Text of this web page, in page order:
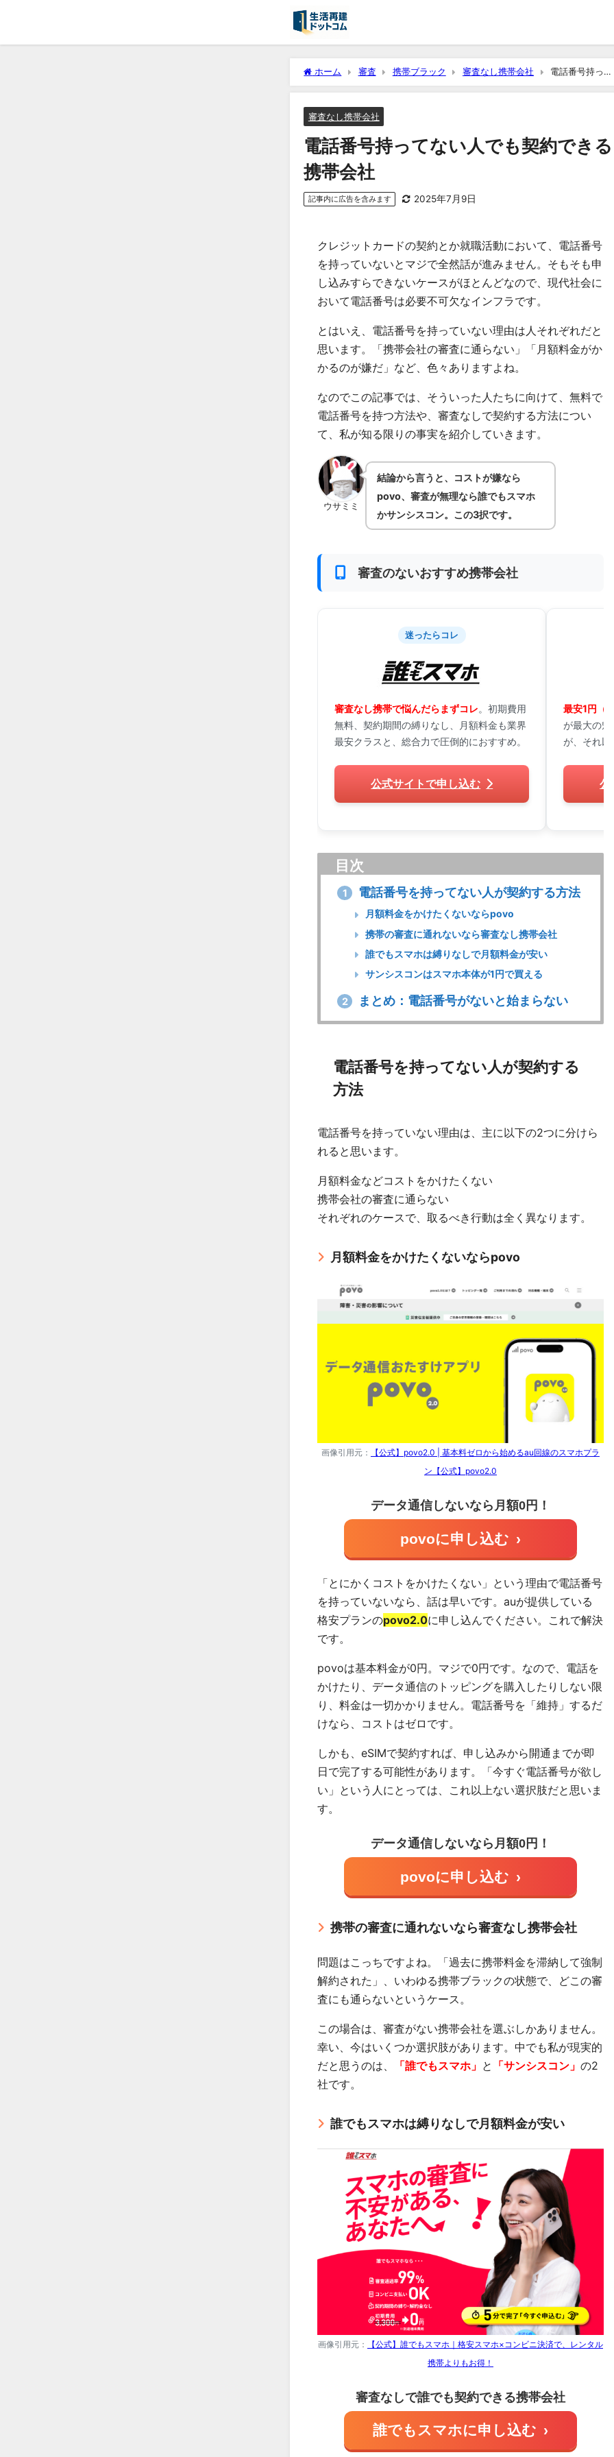
ホーム 審査 携帯ブラック 審査なし携帯会社
電話番号持って
ない人でも契約できる携帯会社
審査なし携帯会社
電話番号持ってない人でも契約できる
携帯会社
記事内に広告を含みます 2025年7月9日
クレジットカードの契約とか就職活動において、電話番号
を持っていないとマジで全然話が進みません。そもそも申
し込みすらできないケースがほとんどなので、現代社会に
おいて電話番号は必要不可欠なインフラです。
とはいえ、電話番号を持っていない理由は人それぞれだと
思います。「携帯会社の審査に通らない」「月額料金がか
かるのが嫌だ」など、色々ありますよね。
なのでこの記事では、そういった人たちに向けて、無料で
電話番号を持つ方法や、審査なしで契約する方法につい
て、私が知る限りの事実を紹介していきます。
ウサミミ
結論から言うと、コストが嫌なら
povo、審査が無理なら誰でもスマホ
かサンシスコン。この3択です。
審査のないおすすめ携帯会社
迷ったらコレ
審査なし携帯で悩んだらまずコレ。初期費用
無料、契約期間の縛りなし、月額料金も業界
最安クラスと、総合力で圧倒的におすすめ。
公式サイトで申し込む
最安1円（
が最大の魅
が、それ以
公
目次
1 電話番号を持ってない人が契約する方法
月額料金をかけたくないならpovo
携帯の審査に通れないなら審査なし携帯会社
誰でもスマホは縛りなしで月額料金が安い
サンシスコンはスマホ本体が1円で買える
2 まとめ：電話番号がないと始まらない
電話番号を持ってない人が契約する
方法
電話番号を持っていない理由は、主に以下の2つに分けら
れると思います。
月額料金などコストをかけたくない
携帯会社の審査に通らない
それぞれのケースで、取るべき行動は全く異なります。
月額料金をかけたくないならpovo
画像引用元：
【公式】povo2.0 | 基本料ゼロから始めるau回線のスマホプラ
ン【公式】povo2.0
データ通信しないなら月額0円！
povoに申し込む ›
「とにかくコストをかけたくない」という理由で電話番号
を持っていないなら、話は早いです。auが提供している
格安プランのpovo2.0に申し込んでください。これで解決
です。
povoは基本料金が0円。マジで0円です。なので、電話を
かけたり、データ通信のトッピングを購入したりしない限
り、料金は一切かかりません。電話番号を「維持」するだ
けなら、コストはゼロです。
しかも、eSIMで契約すれば、申し込みから開通までが即
日で完了する可能性があります。「今すぐ電話番号が欲し
い」という人にとっては、これ以上ない選択肢だと思いま
す。
データ通信しないなら月額0円！
povoに申し込む ›
携帯の審査に通れないなら審査なし携帯会社
問題はこっちですよね。「過去に携帯料金を滞納して強制
解約された」、いわゆる携帯ブラックの状態で、どこの審
査にも通らないというケース。
この場合は、審査がない携帯会社を選ぶしかありません。
幸い、今はいくつか選択肢があります。中でも私が現実的
だと思うのは、
「誰でもスマホ」 と 「サンシスコン」の2
社です。
誰でもスマホは縛りなしで月額料金が安い
画像引用元：
【公式】誰でもスマホ｜格安スマホ×コンビニ決済で、レンタル
携帯よりもお得！
審査なしで誰でも契約できる携帯会社
誰でもスマホに申し込む ›